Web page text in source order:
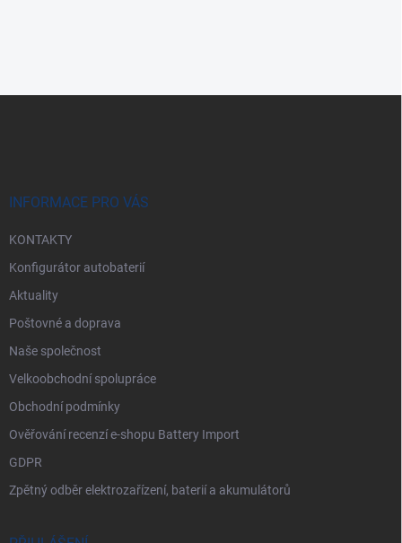
INFORMACE PRO VÁS
KONTAKTY
Konfigurátor autobaterií
Aktuality
Poštovné a doprava
Naše společnost
Velkoobchodní spolupráce
Obchodní podmínky
Ověřování recenzí e-shopu Battery Import
GDPR
Zpětný odběr elektrozařízení, baterií a akumulátorů